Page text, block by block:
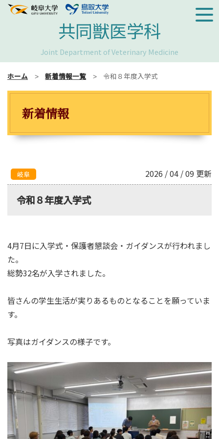
共同獣医学科
Joint Department of Veterinary Medicine
ホーム 新着情報一覧 令和８年度入学式
新着情報
岐阜 2026 / 04 / 09 更新
令和８年度入学式
4月7日に入学式・保護者懇談会・ガイダンスが行われまし
た。
総勢32名が入学されました。
皆さんの学生生活が実りあるものとなることを願っていま
す。
写真はガイダンスの様子です。